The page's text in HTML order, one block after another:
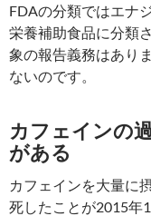
FDAの分類ではエナ
栄養補助食品に分類
象の報告義務はあり
ないのです。
カフェインの
がある
カフェインを大量に
死したことが2015年